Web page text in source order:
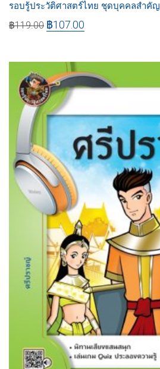
รอบรู้ประวัติศาสตร์ไทย ชุดบุคคลสำคัญ
฿119.00 ฿107.00